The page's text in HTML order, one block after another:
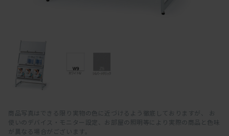
商品写真はできる限り実物の色に近づけるよう徹底しておりますが、 お
使いのデバイス・モニター設定、お部屋の照明等により実際の商品と色味
が異なる場合がございます。